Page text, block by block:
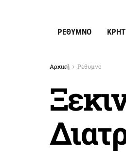
ΡΕΘΥΜΝΟ
Αρχική Ρέθυμνο